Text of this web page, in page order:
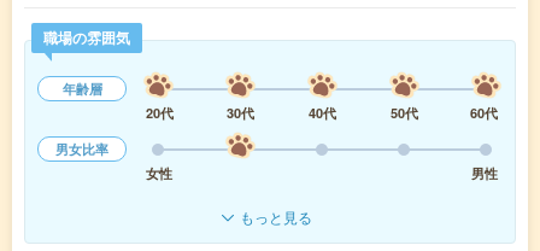
職場の雰囲気
年齢層
20代
30代 40代 50代
60代
男女比率
女性
男性
もっと見る